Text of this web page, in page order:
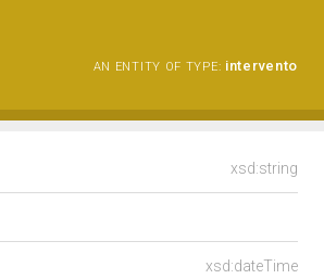
AN ENTITY OF TYPE: intervento
xsd:string
xsd:dateTime